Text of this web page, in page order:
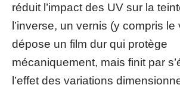
réduit l’impact des UV sur la
l’inverse, un vernis (y compris le
dépose un film dur qui protège
mécaniquement, mais finit par
l’effet des variations